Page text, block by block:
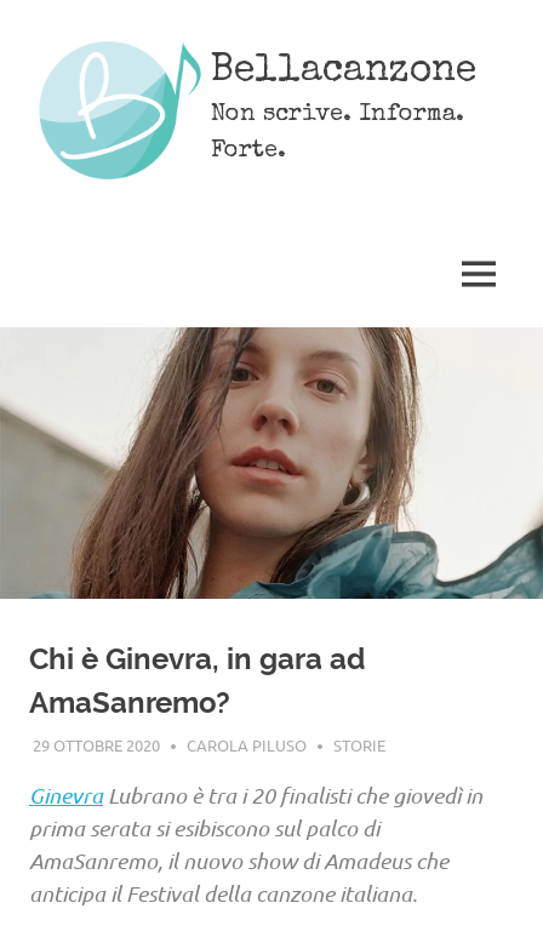
content
Bellacanzone
Non scrive. Informa.
Forte.
MENU
Chi è Ginevra, in gara ad
AmaSanremo?
29 OTTOBRE 2020 CAROLA PILUSO STORIE
GinevraLubrano è tra i 20 finalisti che giovedì in
prima serata si esibiscono sul palco di
AmaSanremo, il nuovo show di Amadeus che
anticipa il Festival della canzone italiana.